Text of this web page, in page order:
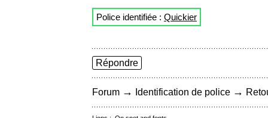
Police identifiée : Quickier
Répondre
Forum → Identification de police →